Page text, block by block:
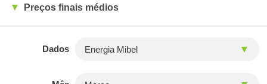
Preços finais médios
Dados